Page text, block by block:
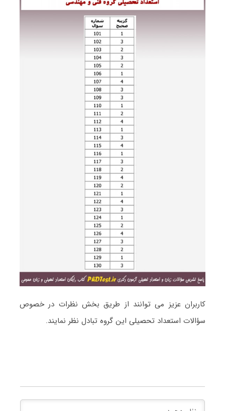
کاربران عزیز می توانند از طریق بخش نظرات در خصوص
سؤالات استعداد تحصیلی این گروه تبادل نظر نمایند.